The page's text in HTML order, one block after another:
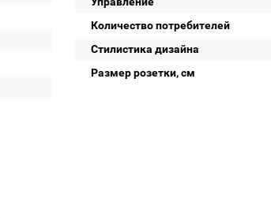
Количество потребителей
Стилистика дизайна
Размер розетки, см